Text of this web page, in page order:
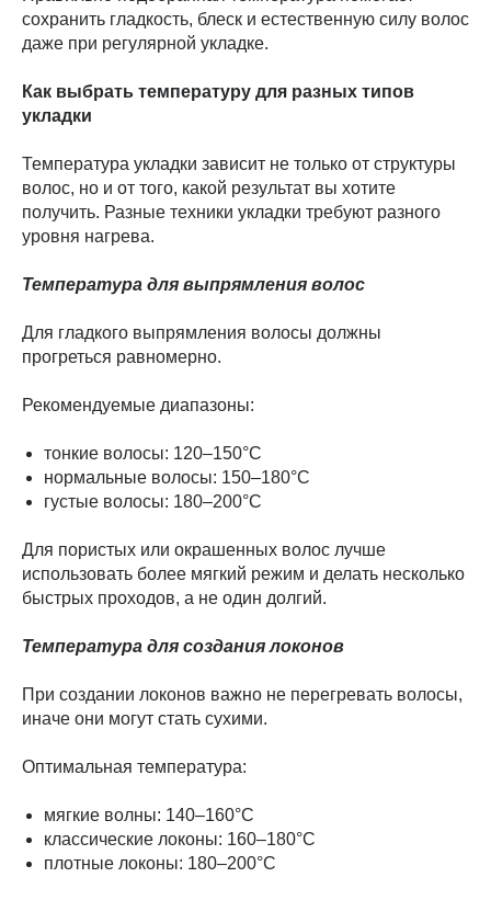
сохранить гладкость, блеск и естественную силу волос
даже при регулярной укладке.
Как выбрать температуру для разных типов
укладки
Температура укладки зависит не только от структуры
волос, но и от того, какой результат вы хотите
получить. Разные техники укладки требуют разного
уровня нагрева.
Температура для выпрямления волос
Для гладкого выпрямления волосы должны
прогреться равномерно.
Рекомендуемые диапазоны:
тонкие волосы: 120–150°C
нормальные волосы: 150–180°C
густые волосы: 180–200°C
Для пористых или окрашенных волос лучше
использовать более мягкий режим и делать несколько
быстрых проходов, а не один долгий.
Температура для создания локонов
При создании локонов важно не перегревать волосы,
иначе они могут стать сухими.
Оптимальная температура:
мягкие волны: 140–160°C
классические локоны: 160–180°C
плотные локоны: 180–200°C